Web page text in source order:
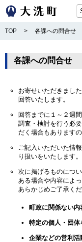
TOP > 各課への問合せ
各課への問合せ
お寄せいただきまし
回答いたします。
回答までに１～２週
調査・検討を行う必
だく場合もあります
ご記入いただいた情報
り扱いをいたします。
次に掲げるものにつ
ある場合や内容によ
あらかじめご了承くだ
町政に関係ない内
特定の個人・団
企業などの営利